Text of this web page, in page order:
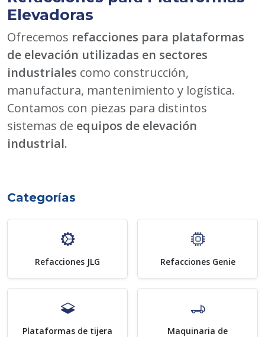
Elevadoras
Ofrecemos refacciones para plataformas
de elevación utilizadas en sectores
industriales como construcción,
manufactura, mantenimiento y logística.
Contamos con piezas para distintos
sistemas de equipos de elevación
industrial.
Categorías
Refacciones JLG Refacciones Genie
Plataformas de tijera
Maquinaria de